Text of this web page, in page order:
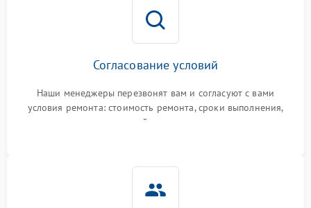
Согласование условий
Наши менеджеры перезвонят вам и согласуют с вами
условия ремонта: стоимость ремонта, сроки выполнения,
гарантийные условия